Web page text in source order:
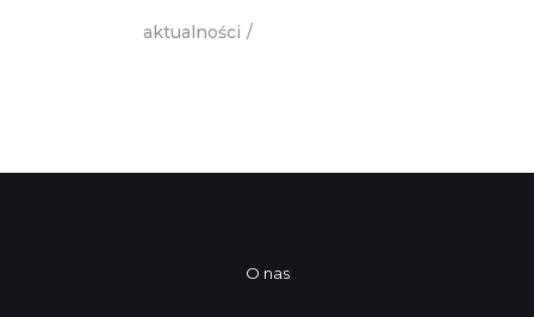
aktualności
O nas